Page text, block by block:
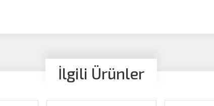
İlgili Ürünler